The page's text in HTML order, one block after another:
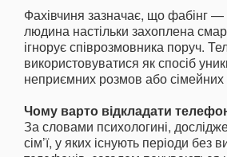
Фахівчиня зазначає, що фабінг —
людина настільки захоплена
ігнорує співрозмовника поруч.
використовуватися як спосіб
неприємних розмов або сімейних
Чому варто відкладати
За словами психологині,
сім’ї, у яких існують періоди без